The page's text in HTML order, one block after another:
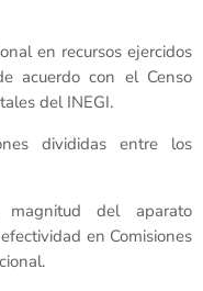
en recursos ejercidos
acuerdo con el Censo
del INEGI.
divididas entre los
del aparato
en Comisiones